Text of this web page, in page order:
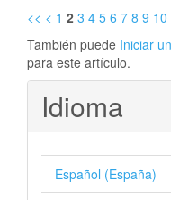
<< < 1 2 3 4 5 6 7 8 9 10
También puede Iniciar
para este artículo.
Idioma
Español (España)